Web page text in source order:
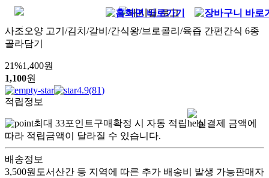
사조오양 고기/김치/갈비/간식왕/브로콜리/육즙 간편간식 6종
골라담기
21%1,400원
1,100원
4.9(81)
적립정보
최대 33포인트구매확정 시 자동 적립
실결제 금액에
따라 적립금액이 달라질 수 있습니다.
배송정보
3,500원 도서산간 등 지역에 따른 추가 배송비 발생 가능판매자